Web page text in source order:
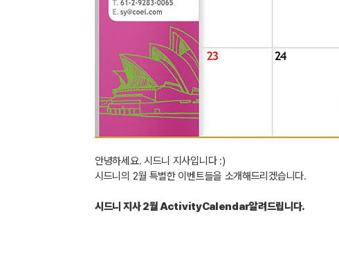
안녕하세요. 시드니 지사입니다:)
시드니의 2월 특별한 이벤트들을 소개해드리겠습니다.
시드니 지사2월ActivityCalendar알려드립니다.